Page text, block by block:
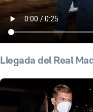
Llegada del Real